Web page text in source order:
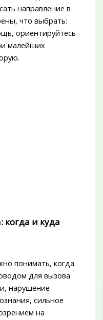
направление в
что выбрать:
ориентируйтесь
малейших
и куда
понимать, когда
для вызова
нарушение
сильное
на